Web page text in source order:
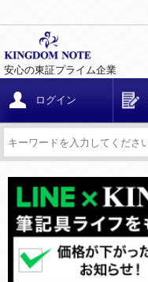
安心の東証プライム企業
ログイン